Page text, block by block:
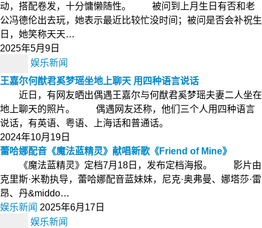
动，搭配卷发，十分慵懒随性。 被问到上月生日有否和老
公冯德伦出去玩，她表示最近比较忙没时间；被问是否会补祝生
日，她笑称天天…
2025年5月9日
娱乐新闻
王嘉尔何猷君奚梦瑶坐地上聊天 用四种语言说话
近日，有网友晒出偶遇王嘉尔与何猷君奚梦瑶夫妻二人坐在
地上聊天的照片。 偶遇网友还称，他们三个人用四种语言
说话，有英语、粤语、上海话和普通话。
2024年10月19日
蕾哈娜配音《魔法蓝精灵》献唱新歌《Friend of Mine》
《魔法蓝精灵》定档7月18日，发布定档海报。 影片由
克里斯·米勒执导，蕾哈娜配音蓝妹妹，尼克·奥弗曼、娜塔莎·雷
昂、丹&middo…
娱乐新闻 2025年6月17日
娱乐新闻